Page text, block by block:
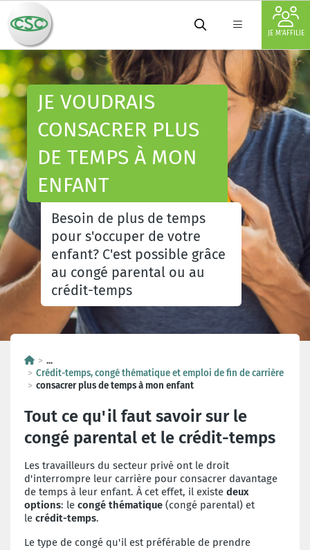
JE M'AFFILIE
JE VOUDRAIS
CONSACRER PLUS
DE TEMPS À MON
ENFANT
Besoin de plus de temps
pour s'occuper de votre
enfant? C'est possible grâce
au congé parental ou au
crédit-temps
...
Crédit-temps, congé thématique et emploi de fin de carrière
consacrer plus de temps à mon enfant
Tout ce qu'il faut savoir sur le
congé parental et le crédit-temps
Les travailleurs du secteur privé ont le droit
d'interrompre leur carrière pour consacrer davantage
de temps à leur enfant. À cet effet, il existe deux
options: le congé thématique (congé parental) et
le crédit-temps.
Le type de congé qu'il est préférable de prendre